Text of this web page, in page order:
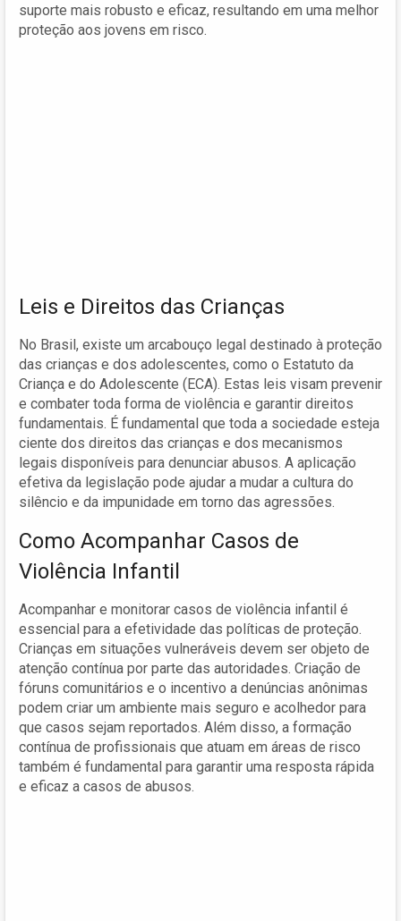
suporte mais robusto e eficaz, resultando em uma melhor
proteção aos jovens em risco.
Leis e Direitos das Crianças
No Brasil, existe um arcabouço legal destinado à proteção
das crianças e dos adolescentes, como o Estatuto da
Criança e do Adolescente (ECA). Estas leis visam prevenir
e combater toda forma de violência e garantir direitos
fundamentais. É fundamental que toda a sociedade esteja
ciente dos direitos das crianças e dos mecanismos
legais disponíveis para denunciar abusos. A aplicação
efetiva da legislação pode ajudar a mudar a cultura do
silêncio e da impunidade em torno das agressões.
Como Acompanhar Casos de
Violência Infantil
Acompanhar e monitorar casos de violência infantil é
essencial para a efetividade das políticas de proteção.
Crianças em situações vulneráveis devem ser objeto de
atenção contínua por parte das autoridades. Criação de
fóruns comunitários e o incentivo a denúncias anônimas
podem criar um ambiente mais seguro e acolhedor para
que casos sejam reportados. Além disso, a formação
contínua de profissionais que atuam em áreas de risco
também é fundamental para garantir uma resposta rápida
e eficaz a casos de abusos.